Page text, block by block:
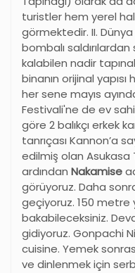
turistler hem yerel
görmektedir. II. Dünya
bombalı
kalabilen nadir
binanın orijinal yapısı
her sene mayıs
Festivali'ne de ev
göre 2 balıkçı erkek
tanrıçası Kannon’a
edilmiş olan Asukasa
ardından Nakamise
görüyoruz. Daha
geçiyoruz. 150 metre
bakabileceksiniz.
gidiyoruz. Gonpachi
cuisine. Yemek
ve dinlenmek için